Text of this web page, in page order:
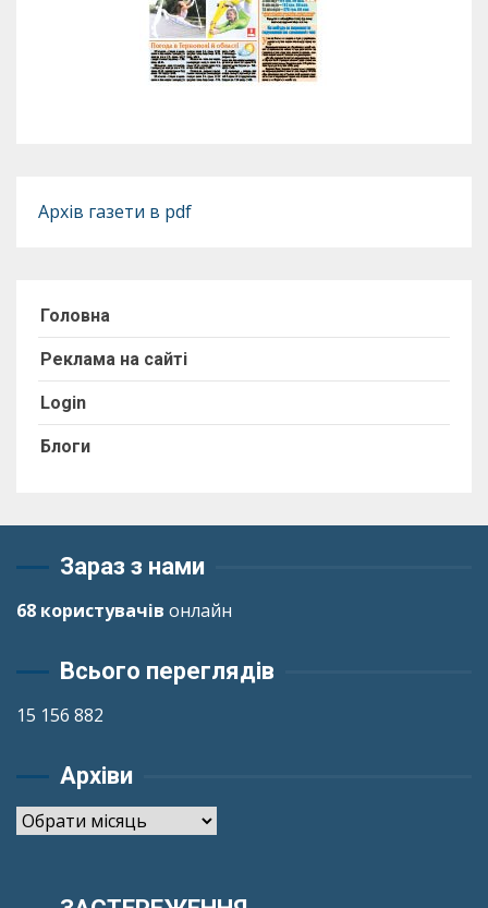
Архів газети в pdf
Головна
Реклама на сайті
Login
Блоги
Зараз з нами
68 користувачів онлайн
Всього переглядів
15 156 882
Архіви
Архіви